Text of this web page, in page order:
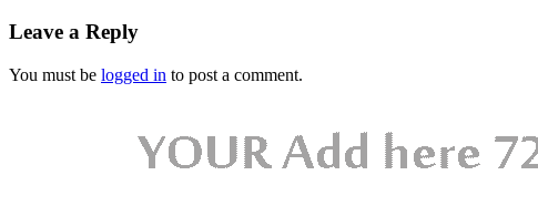
Leave a Reply
You must be logged in to post a comment.